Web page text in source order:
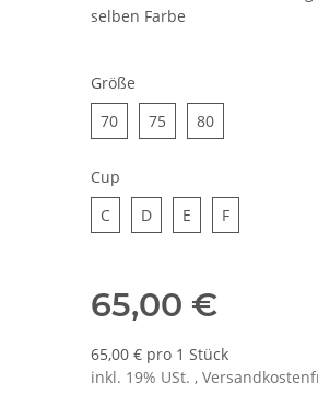
selben Farbe
Größe
7070 75 8080
Cup
CC DD E FF
65,00 €
65,00 € pro 1 Stück
inkl. 19% USt. ,